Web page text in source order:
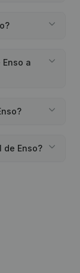
a
Enso?